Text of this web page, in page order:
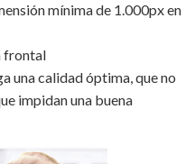
mínima de 1.000px en
frontal
una calidad óptima, que no
impidan una buena